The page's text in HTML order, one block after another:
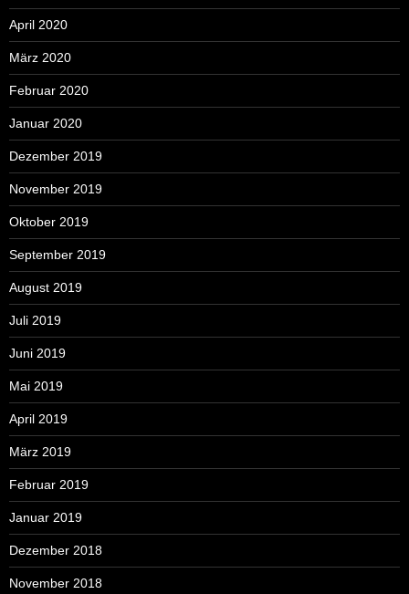
April 2020
März 2020
Februar 2020
Januar 2020
Dezember 2019
November 2019
Oktober 2019
September 2019
August 2019
Juli 2019
Juni 2019
Mai 2019
April 2019
März 2019
Februar 2019
Januar 2019
Dezember 2018
November 2018